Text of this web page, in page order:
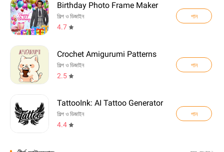
Birthday Photo Frame Maker
শিল্প ও ডিজাইন
4.7
পান
Crochet Amigurumi Patterns
শিল্প ও ডিজাইন
2.5
পান
TattooInk: AI Tattoo Generator
শিল্প ও ডিজাইন
4.4
পান